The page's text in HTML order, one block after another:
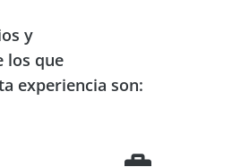
y
los que
experiencia son: